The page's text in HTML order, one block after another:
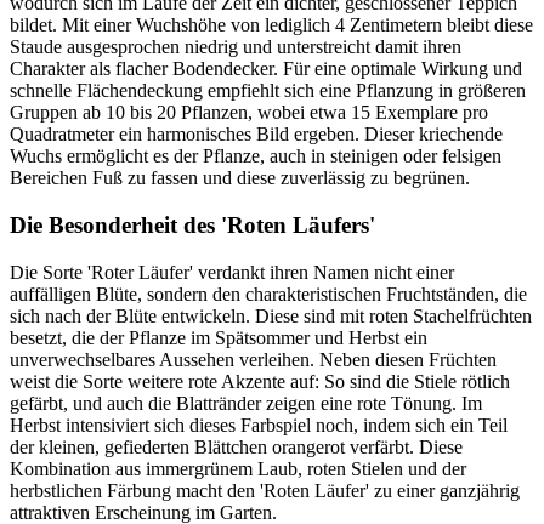
bildet. Mit einer Wuchshöhe von lediglich 4 Zentimetern bleibt diese
Staude ausgesprochen niedrig und unterstreicht damit ihren
Charakter als flacher Bodendecker. Für eine optimale Wirkung und
schnelle Flächendeckung empfiehlt sich eine Pflanzung in größeren
Gruppen ab 10 bis 20 Pflanzen, wobei etwa 15 Exemplare pro
Quadratmeter ein harmonisches Bild ergeben. Dieser kriechende
Wuchs ermöglicht es der Pflanze, auch in steinigen oder felsigen
Bereichen Fuß zu fassen und diese zuverlässig zu begrünen.
Die Besonderheit des 'Roten Läufers'
Die Sorte 'Roter Läufer' verdankt ihren Namen nicht einer
auffälligen Blüte, sondern den charakteristischen Fruchtständen, die
sich nach der Blüte entwickeln. Diese sind mit roten Stachelfrüchten
besetzt, die der Pflanze im Spätsommer und Herbst ein
unverwechselbares Aussehen verleihen. Neben diesen Früchten
weist die Sorte weitere rote Akzente auf: So sind die Stiele rötlich
gefärbt, und auch die Blattränder zeigen eine rote Tönung. Im
Herbst intensiviert sich dieses Farbspiel noch, indem sich ein Teil
der kleinen, gefiederten Blättchen orangerot verfärbt. Diese
Kombination aus immergrünem Laub, roten Stielen und der
herbstlichen Färbung macht den 'Roten Läufer' zu einer ganzjährig
attraktiven Erscheinung im Garten.